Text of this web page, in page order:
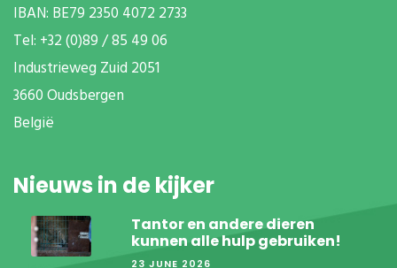
IBAN: BE79 2350 4072 2733
Tel: +32 (0)89 / 85 49 06
Industrieweg Zuid 2051
3660 Oudsbergen
België
Nieuws in de kijker
Tantor en andere dieren
kunnen alle hulp gebruiken!
23 JUNE 2026